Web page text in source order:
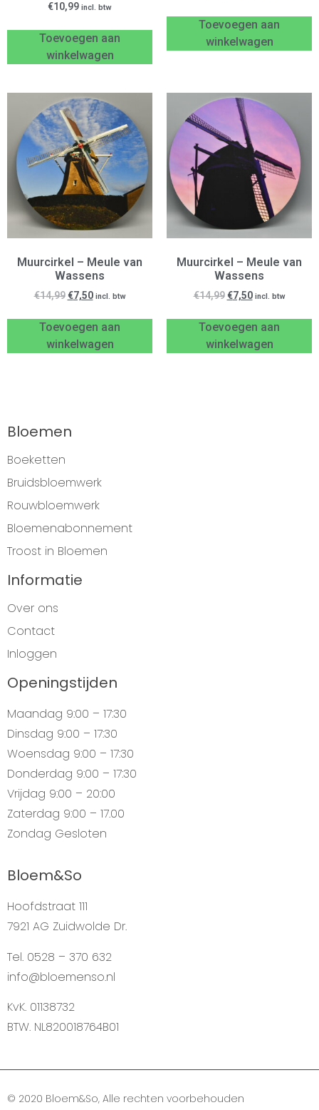
€10,99 incl. btw
Toevoegen aan
winkelwagen
Toevoegen aan
winkelwagen
Muurcirkel – Meule van
Wassens
€14,99 €7,50 incl. btw
Toevoegen aan
winkelwagen
Muurcirkel – Meule van
Wassens
€14,99 €7,50 incl. btw
Toevoegen aan
winkelwagen
Bloemen
Boeketten
Bruidsbloemwerk
Rouwbloemwerk
Bloemenabonnement
Troost in Bloemen
Informatie
Over ons
Contact
Inloggen
Openingstijden
Maandag 9:00 – 17:30
Dinsdag 9:00 – 17:30
Woensdag 9:00 – 17:30
Donderdag 9:00 – 17:30
Vrijdag 9:00 – 20:00
Zaterdag 9:00 – 17.00
Zondag Gesloten
Bloem&So
Hoofdstraat 111
7921 AG Zuidwolde Dr.
Tel. 0528 – 370 632
info@bloemenso.nl
KvK. 01138732
BTW. NL820018764B01
© 2020 Bloem&So, Alle rechten voorbehouden